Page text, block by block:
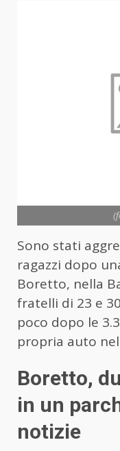
Sono stati
ragazzi dopo
Boretto, nella
fratelli di 23 e
poco dopo le
propria auto
Boretto,
in un
notizie